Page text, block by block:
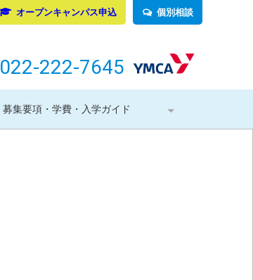
オープンキャンパス申込 個別相談
022-222-7645
募集要項・学費・入学ガイド